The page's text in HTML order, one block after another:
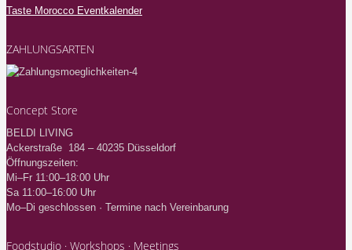
Taste Morocco Eventkalender
ZAHLUNGSARTEN
Concept Store
BELDI LIVING
Ackerstraße 184 – 40235 Düsseldorf
Öffnungszeiten:
Mi–Fr 11:00–18:00 Uhr
Sa 11:00–16:00 Uhr
Mo–Di geschlossen · Termine nach Vereinbarung
Foodstudio · Workshops · Meetings